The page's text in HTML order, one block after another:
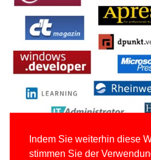
Indem Sie weiterhin diese
stimmen Sie der